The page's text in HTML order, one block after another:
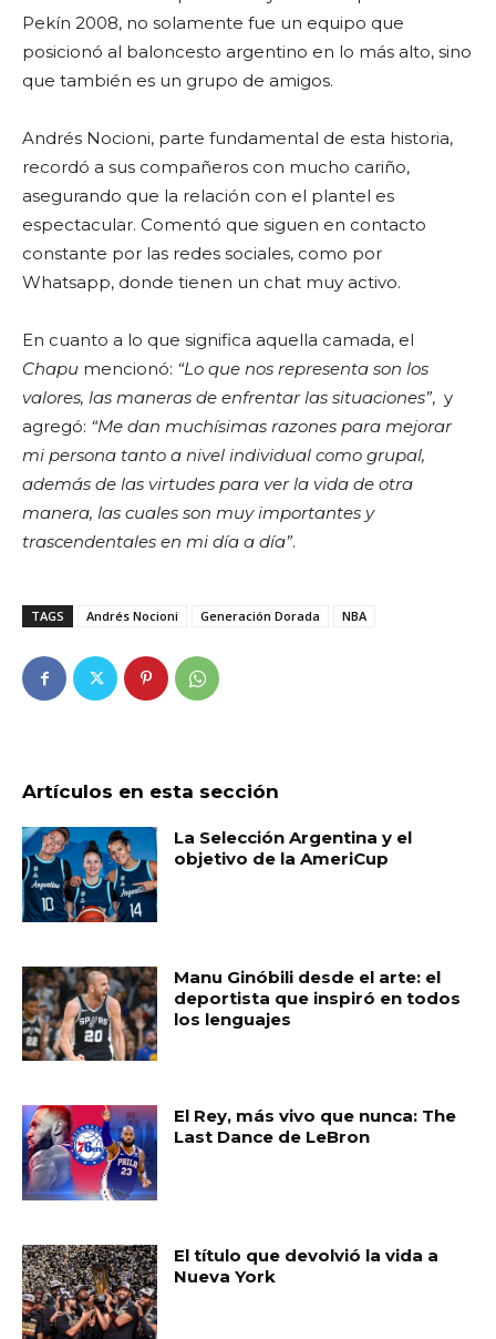
Pekín 2008, no solamente fue un equipo que
posicionó al baloncesto argentino en lo más alto, sino
que también es un grupo de amigos.
Andrés Nocioni, parte fundamental de esta historia,
recordó a sus compañeros con mucho cariño,
asegurando que la relación con el plantel es
espectacular. Comentó que siguen en contacto
constante por las redes sociales, como por
Whatsapp, donde tienen un chat muy activo.
En cuanto a lo que significa aquella camada, el
Chapu mencionó: “Lo que nos representa son los
valores, las maneras de enfrentar las situaciones”, y
agregó: “Me dan muchísimas razones para mejorar
mi persona tanto a nivel individual como grupal,
además de las virtudes para ver la vida de otra
manera, las cuales son muy importantes y
trascendentales en mi día a día”.
TAGS Andrés Nocioni Generación Dorada NBA
Artículos en esta sección
La Selección Argentina y el
objetivo de la AmeriCup
Manu Ginóbili desde el arte: el
deportista que inspiró en todos
los lenguajes
El Rey, más vivo que nunca: The
Last Dance de LeBron
El título que devolvió la vida a
Nueva York